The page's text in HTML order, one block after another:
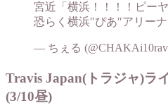
宮近「横浜！！！！ピー
恐らく横浜″ぴあ″アリー
— ちぇる
Travis Japan(トラジャ)ラ
(3/10昼)